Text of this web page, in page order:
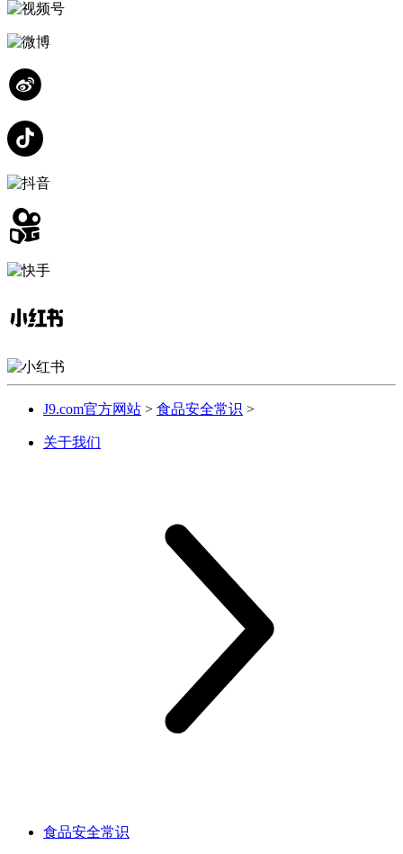
J9.com官方网站 > 食品安全常识 >
关于我们
食品安全常识